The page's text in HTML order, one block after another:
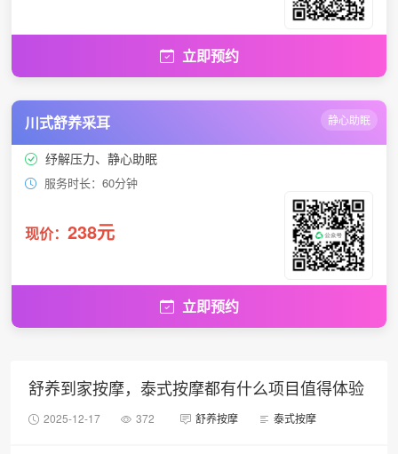
立即预约
川式舒养采耳 静心助眠
纾解压力、静心助眠
服务时长：60分钟
现价： 238元
立即预约
舒养到家按摩，泰式按摩都有什么项目值得体验
2025-12-17 372 舒养按摩 泰式按摩